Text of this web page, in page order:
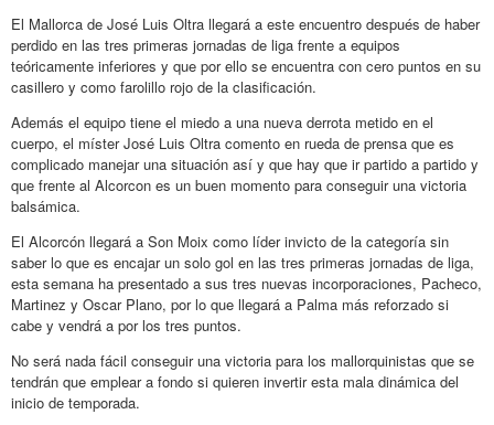
El Mallorca de José Luis Oltra llegará a este encuentro después de haber
perdido en las tres primeras jornadas de liga frente a equipos
teóricamente inferiores y que por ello se encuentra con cero puntos en su
casillero y como farolillo rojo de la clasificación.
Además el equipo tiene el miedo a una nueva derrota metido en el
cuerpo, el míster José Luis Oltra comento en rueda de prensa que es
complicado manejar una situación así y que hay que ir partido a partido y
que frente al Alcorcon es un buen momento para conseguir una victoria
balsámica.
El Alcorcón llegará a Son Moix como líder invicto de la categoría sin
saber lo que es encajar un solo gol en las tres primeras jornadas de liga,
esta semana ha presentado a sus tres nuevas incorporaciones, Pacheco,
Martinez y Oscar Plano, por lo que llegará a Palma más reforzado si
cabe y vendrá a por los tres puntos.
No será nada fácil conseguir una victoria para los mallorquinistas que se
tendrán que emplear a fondo si quieren invertir esta mala dinámica del
inicio de temporada.